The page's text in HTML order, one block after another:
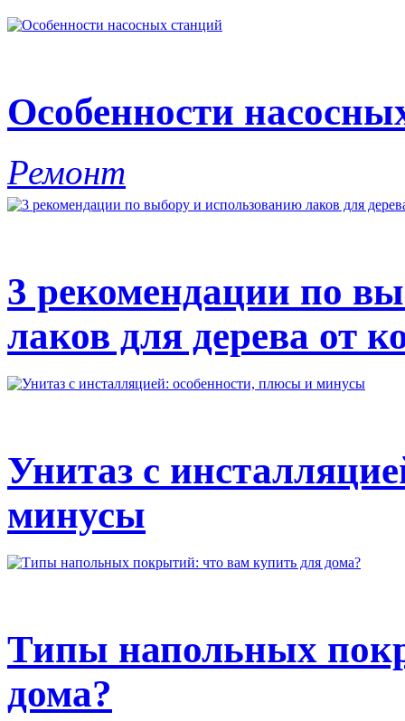
Особенности
Ремонт
3 рекомендации по
лаков для дерева от
Унитаз с
минусы
Типы напольных
дома?